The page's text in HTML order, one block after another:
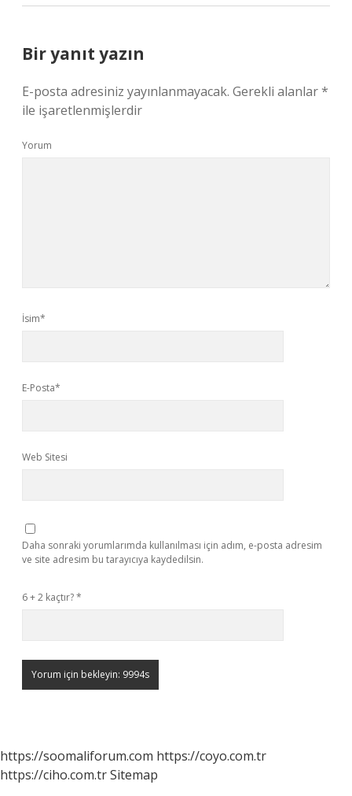
Bir yanıt yazın
E-posta adresiniz yayınlanmayacak. Gerekli alanlar*
ile işaretlenmişlerdir
Yorum
İsim*
E-Posta*
Web Sitesi
Daha sonraki yorumlarımda kullanılması için adım, e-posta adresim
ve site adresim bu tarayıcıya kaydedilsin.
6 + 2 kaçtır?*
https://soomaliforum.com https://coyo.com.tr
https://ciho.com.trSitemap